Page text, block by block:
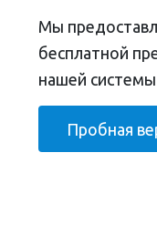
Мы
бесплатной
нашей
Пробная